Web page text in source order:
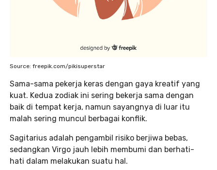
Source: freepik.com/pikisuperstar
Sama-sama pekerja keras dengan gaya kreatif yang
kuat. Kedua zodiak ini sering bekerja sama dengan
baik di tempat kerja, namun sayangnya di luar itu
malah sering muncul berbagai konflik.
Sagitarius adalah pengambil risiko berjiwa bebas,
sedangkan Virgo jauh lebih membumi dan berhati-
hati dalam melakukan suatu hal.